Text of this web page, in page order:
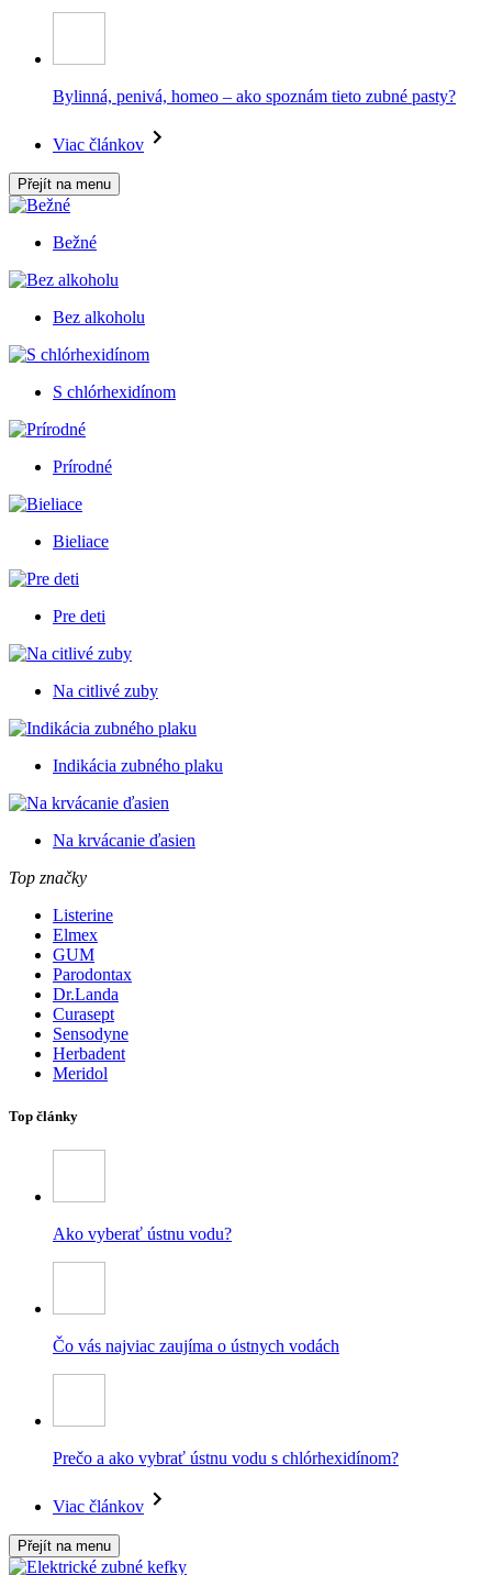
Bylinná, penivá, homeo – ako spoznám tieto zubné pasty?
Viac článkov
Přejít na menu
Bežné
Bez alkoholu
S chlórhexidínom
Prírodné
Bieliace
Pre deti
Na citlivé zuby
Indikácia zubného plaku
Na krvácanie ďasien
Top značky
Listerine
Elmex
GUM
Parodontax
Dr.Landa
Curasept
Sensodyne
Herbadent
Meridol
Top články
Ako vyberať ústnu vodu?
Čo vás najviac zaujíma o ústnych vodách
Prečo a ako vybrať ústnu vodu s chlórhexidínom?
Viac článkov
Přejít na menu